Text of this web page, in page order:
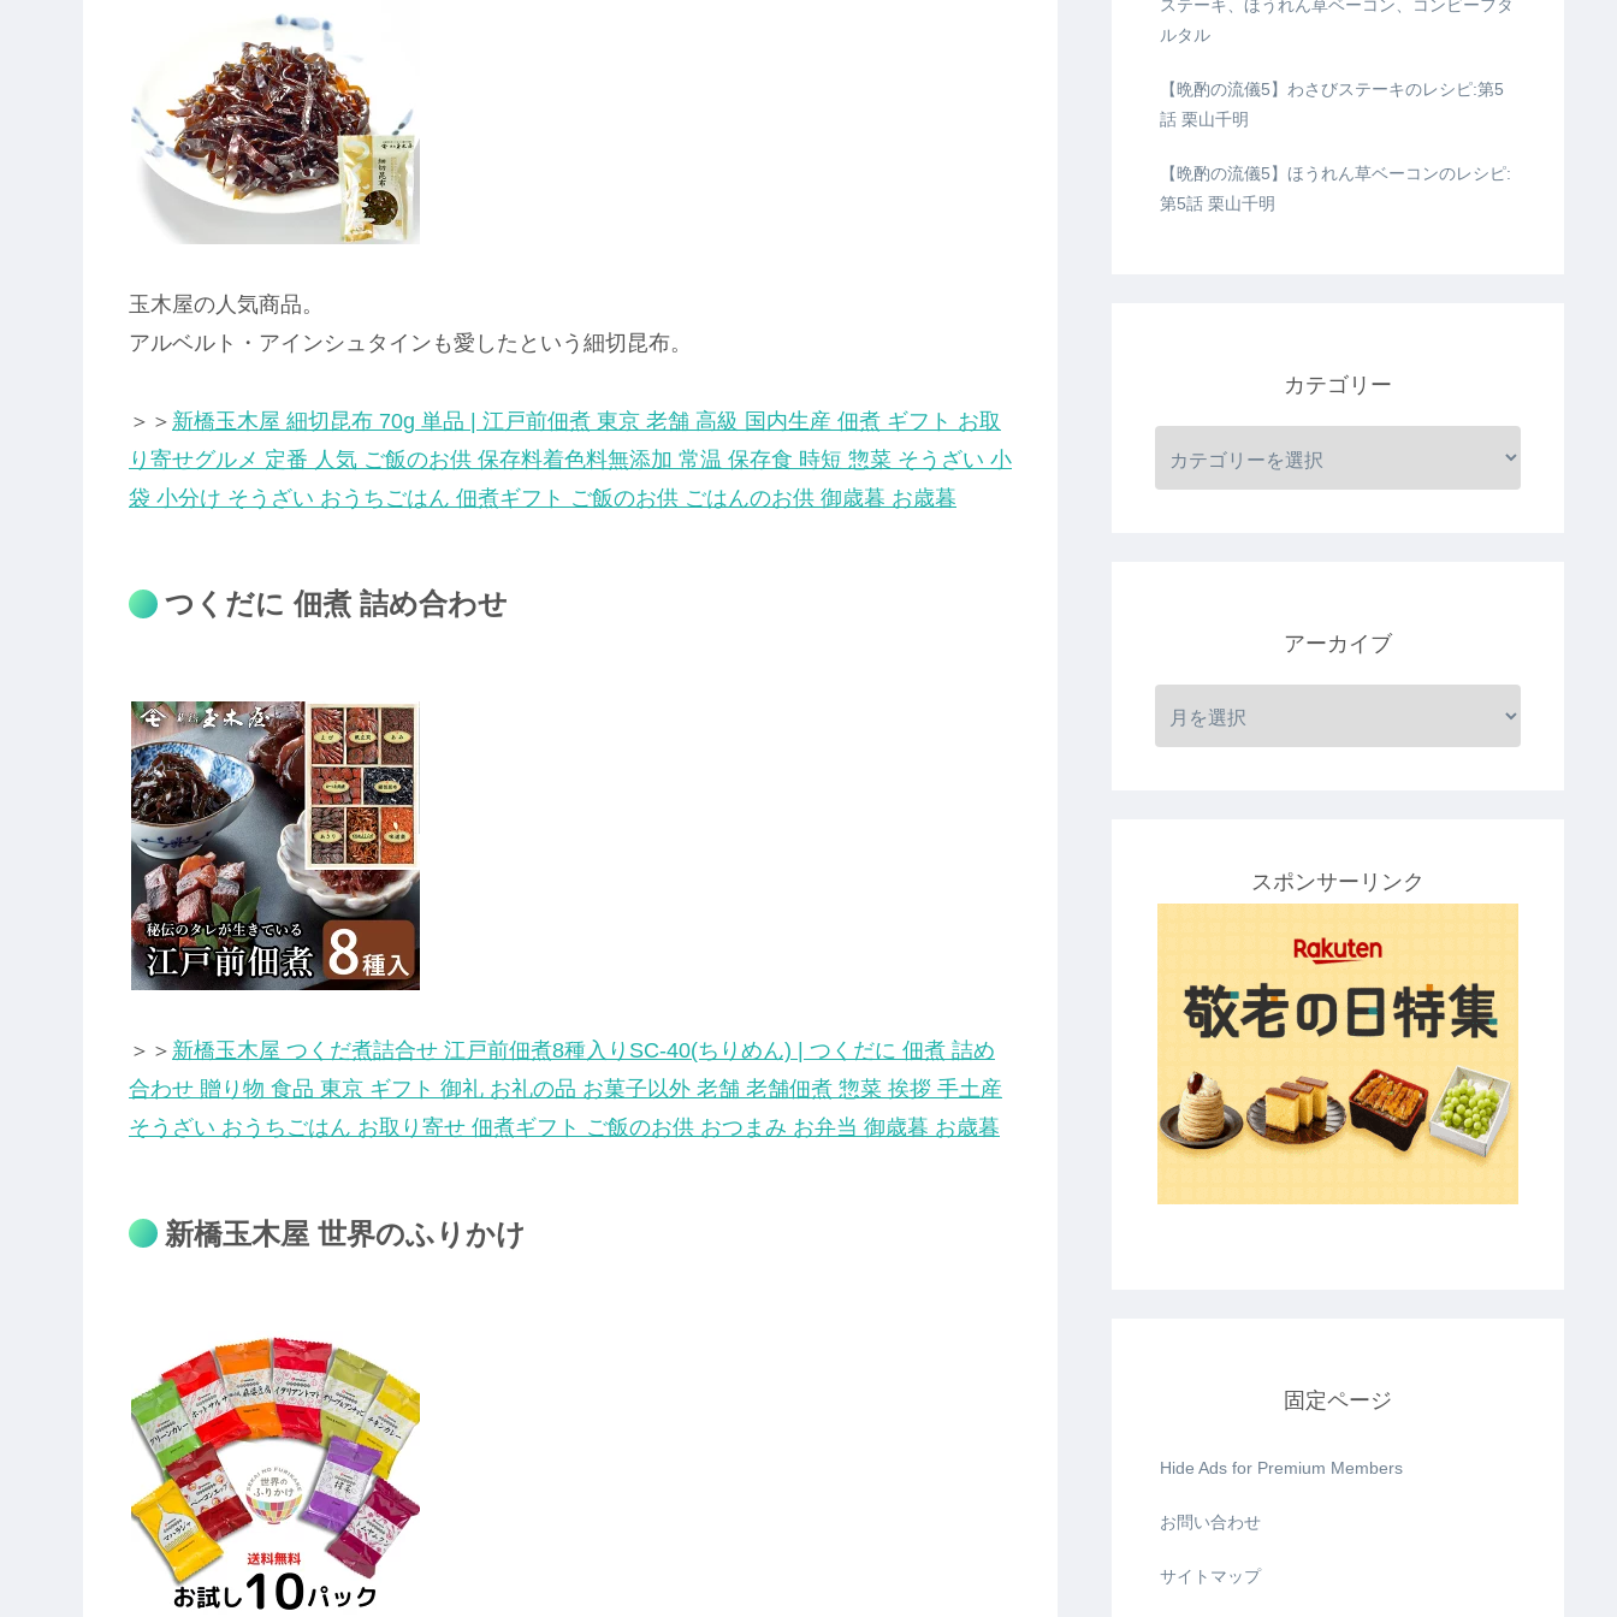
玉木屋の人気商品。
アルベルト・アインシュタインも愛したという細切昆布。
＞＞ 新橋玉木屋 細切昆布 70g 単品 | 江戸前佃煮 東京 老舗 高級 国内生産 佃煮 ギフト お取
り寄せグルメ 定番 人気 ご飯のお供 保存料着色料無添加 常温 保存食 時短 惣菜 そうざい 小
袋 小分け そうざい おうちごはん 佃煮ギフト ご飯のお供 ごはんのお供 御歳暮 お歳暮
つくだに 佃煮 詰め合わせ
＞＞ 新橋玉木屋 つくだ煮詰合せ 江戸前佃煮8種入りSC-40(ちりめん) | つくだに 佃煮 詰め
合わせ 贈り物 食品 東京 ギフト 御礼 お礼の品 お菓子以外 老舗 老舗佃煮 惣菜 挨拶 手土産
そうざい おうちごはん お取り寄せ 佃煮ギフト ご飯のお供 おつまみ お弁当 御歳暮 お歳暮
新橋玉木屋 世界のふりかけ
ステーキ、ほうれん草ベーコン、コンビーフタ
ルタル
【晩酌の流儀5】わさびステーキのレシピ:第5
話 栗山千明
【晩酌の流儀5】ほうれん草ベーコンのレシピ:
第5話 栗山千明
カテゴリー
アーカイブ
スポンサーリンク
固定ページ
Hide Ads for Premium Members
お問い合わせ
サイトマップ